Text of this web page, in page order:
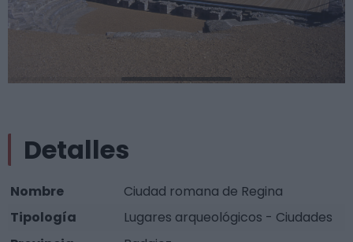
Detalles
Nombre
Ciudad romana de Regina
Tipología
Lugares arqueológicos - Ciudades